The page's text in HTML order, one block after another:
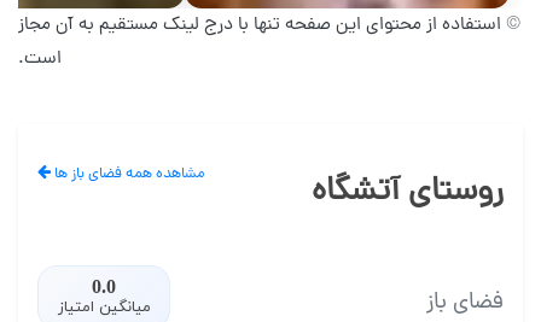
© استفاده از محتوای این صفحه تنها با درج لینک مستقیم به آن مجاز
است.
روستای آتشگاه مشاهده همه فضای باز ها
فضای باز 0.0
میانگین امتیاز